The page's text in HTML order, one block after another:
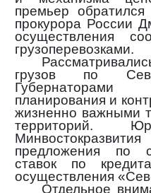
премьер
прокурора России
осуществления
грузоперевозками.
грузов по
планирования и
жизненно важными
территорий.
предложения по
ставок по
осуществления
Отдельное